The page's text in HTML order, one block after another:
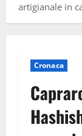
artigianale in
Cronaca